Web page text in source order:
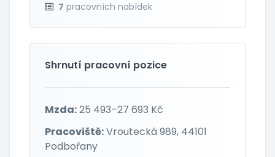
7 pracovních nabídek
Shrnutí pracovní pozice
Mzda:25 493–27 693 Kč
Pracoviště:Vroutecká 989, 44101
Podbořany